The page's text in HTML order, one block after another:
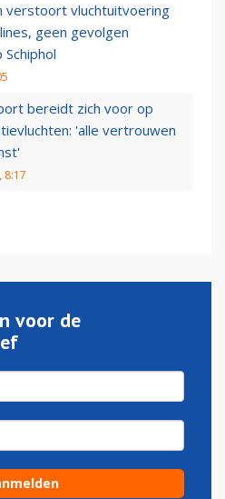
verstoort vluchtuitvoering
geen gevolgen
bereidt zich voor op
'alle vertrouwen
8:17
voor de